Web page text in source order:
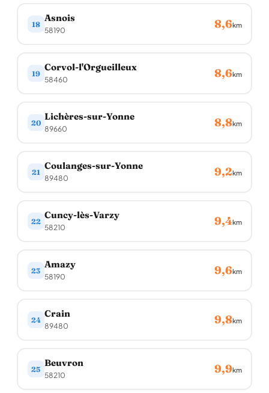
18
Asnois
58190 8,6km
19
Corvol-l'Orgueilleux
58460 8,6km
20
Lichères-sur-Yonne
89660 8,8km
21
Coulanges-sur-Yonne
89480 9,2km
22
Cuncy-lès-Varzy
58210 9,4km
23
Amazy
58190 9,6km
24
Crain
89480 9,8km
25
Beuvron
58210 9,9km